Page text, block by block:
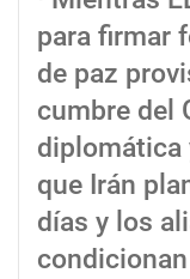
para firmar
de paz
cumbre del
diplomática
que Irán
días y los